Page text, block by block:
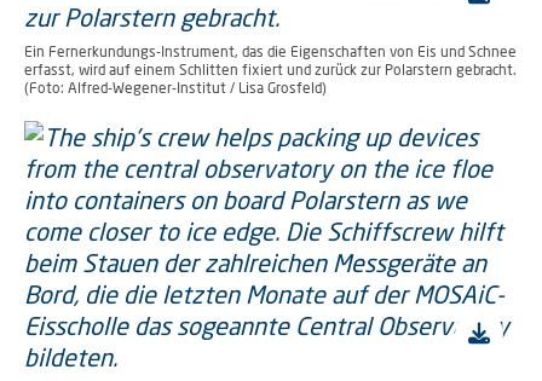
Ein Fernerkundungs-Instrument, das die Eigenschaften von Eis und Schnee
erfasst, wird auf einem Schlitten fixiert und zurück zur Polarstern gebracht.
(Foto: Alfred-Wegener-Institut / Lisa Grosfeld)